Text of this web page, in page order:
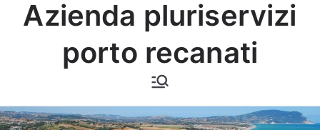
Azienda pluriservizi
porto recanati